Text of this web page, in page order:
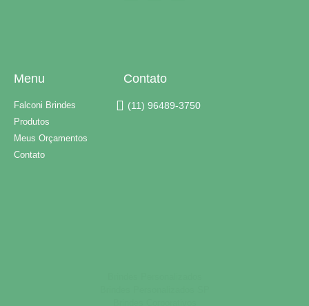
Menu
Falconi Brindes
Produtos
Meus Orçamentos
Contato
Contato
(11) 96489-3750